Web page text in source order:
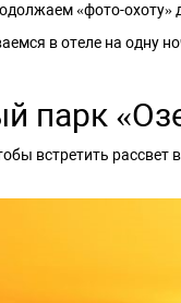
«фото-охоту»
в отеле на одну
парк
встретить